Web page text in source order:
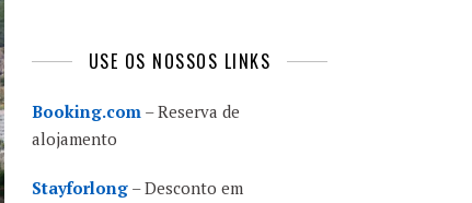
USE OS NOSSOS LINKS
Booking.com – Reserva de
alojamento
Stayforlong – Desconto em